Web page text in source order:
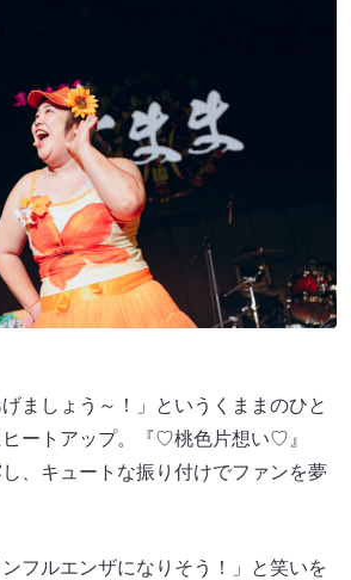
げましょう～！」というくままのひと
ートアップ。『♡桃色片想い♡』
し、キュートな振り付けでファンを夢
ンフルエンザになりそう！」と笑いを